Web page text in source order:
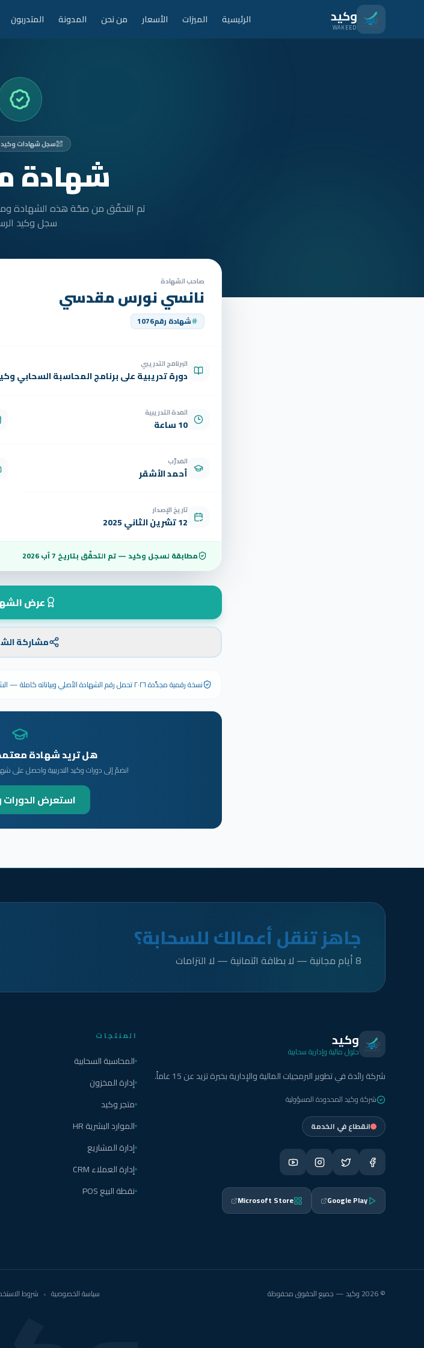
انتقل للمحتوى الرئيسيوكيد
WAKEED الرئيسية الميزات الأسعار من نحن المدونة المتدربون
سجل شهادات
شهادة
تم التحقّق من صحّة هذه الشهادة
سجل وكيد
صاحب الشهادة
نانسي نورس مقدسي
شهادة رقم1076
البرنامج التدريبي
دورة تدريبية على برنامج المحاسبة السحابي
المدة التدريبية
10 ساعة
المدرّب
أحمد الأشقر
تاريخ الإصدار
12 تشرين الثاني 2025
مطابقة لسجل وكيد — تم التحقّق بتاريخ 7 آب 2026
عرض
مشاركة
نسخة رقمية مجدَّدة ٢٠٢٦ تحمل رقم الشهادة الأصلي وبياناته كاملة — الشهادة الورقية الأصلية تبقى سارية المفعول.
هل تريد شهادة
انضمّ إلى دورات وكيد التدريبية واحصل على
استعرض
جاهز تنقل أعمالك للسحابة؟
8 أيام مجانية — لا بطاقة ائتمانية — لا التزامات
وكيد
حلول مالية وإدارية سحابية
شركة رائدة في تطوير البرمجيات المالية والإدارية بخبرة تزيد عن 15 عاماً.
شركة وكيد المحدودة المسؤولية
انقطاع في الخدمة
Google Play
Microsoft Store
المنتجات
المحاسبة السحابية
إدارة المخزون
متجر وكيد
الموارد البشرية HR
إدارة المشاريع
إدارة العملاء CRM
نقطة البيع POS
© 2026 وكيد — جميع الحقوق محفوظة سياسة الخصوصية • شروط